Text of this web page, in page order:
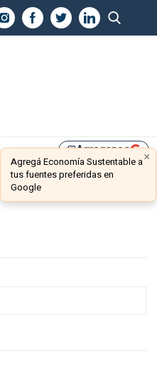
library_addAgreganos ×
Agregá Economía Sustentable a
tus fuentes preferidas en
Google